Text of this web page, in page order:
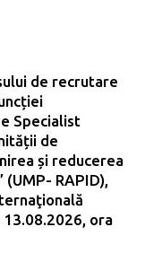
de recrutare
Specialist
de
și reducerea
RAPID),
ora